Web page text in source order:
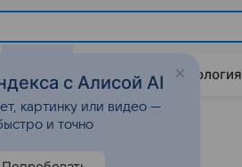
Стиль жизни Психология
с Алисой AI
картинку или видео —
и точно